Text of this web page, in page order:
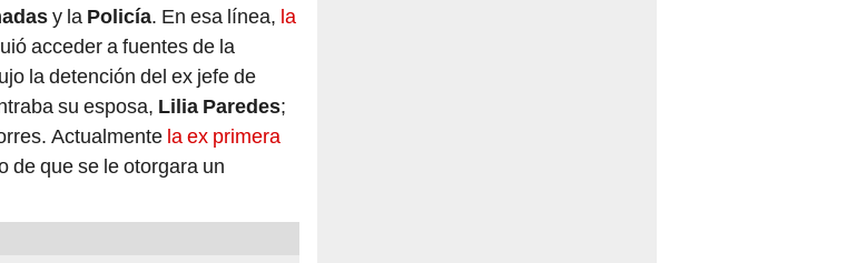
y la Policía. En esa línea, la
acceder a fuentes de la
la detención del ex jefe de
su esposa, Lilia Paredes;
Actualmente la ex primera
de que se le otorgara un